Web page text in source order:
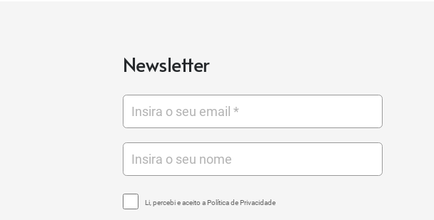
Newsletter
Li, percebi e aceito a Política de Privacidade